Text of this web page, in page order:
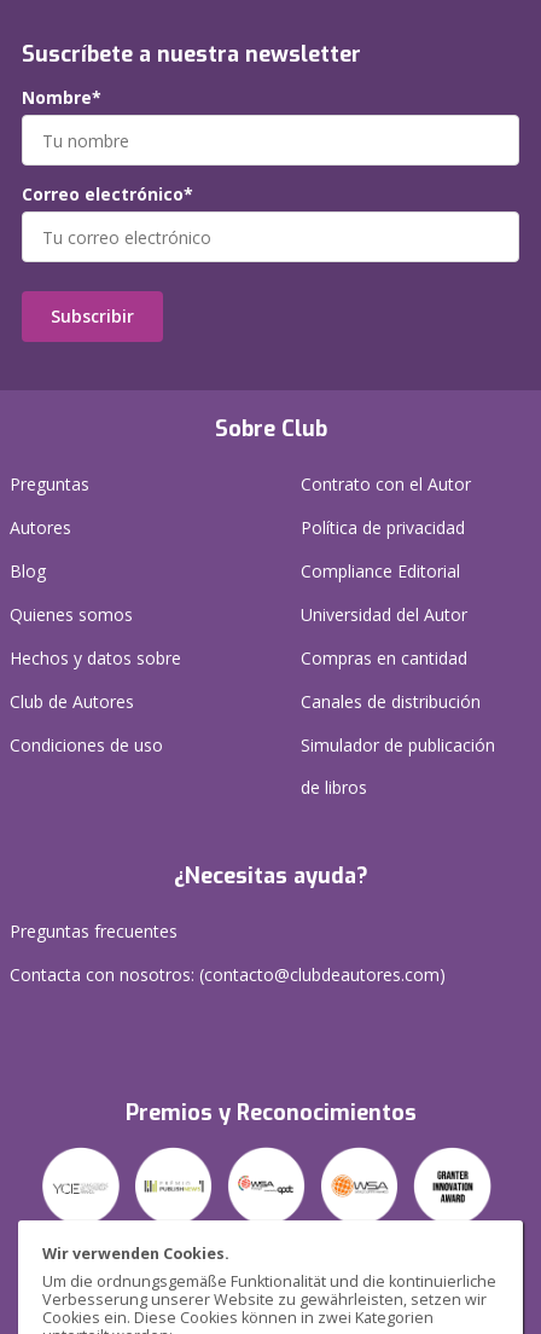
Wir verwenden Cookies.
Um die ordnungsgemäße Funktionalität und die kontinuierliche
Verbesserung unserer Website zu gewährleisten, setzen wir
Cookies ein. Diese Cookies können in zwei Kategorien
Sobre Club
Preguntas
Autores
Blog
Quienes somos
Hechos y datos sobre
Club de Autores
Condiciones de uso
Contrato con el Autor
Política de privacidad
Compliance Editorial
Universidad del Autor
Compras en cantidad
Canales de distribución
Simulador de publicación
de libros
¿Necesitas ayuda?
Preguntas frecuentes
Contacta con nosotros: (contacto@clubdeautores.com)
Premios y Reconocimientos
Seguridad
Suscríbete a nuestra newsletter
Nombre*
Correo electrónico*
Subscribir